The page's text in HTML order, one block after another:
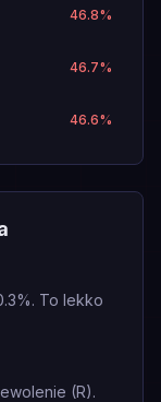
46.8%
46.7%
46.6%
To lekko
(R).